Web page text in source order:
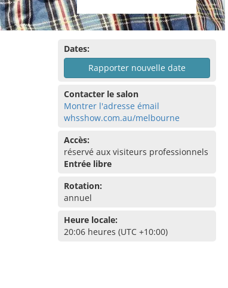
Dates:
Rapporter nouvelle date
Contacter le salon
Montrer l'adresse émail
whsshow.com.au/melbourne
Accès:
réservé aux visiteurs professionnels
Entrée libre
Rotation:
annuel
Heure locale:
20:06 heures (UTC +10:00)